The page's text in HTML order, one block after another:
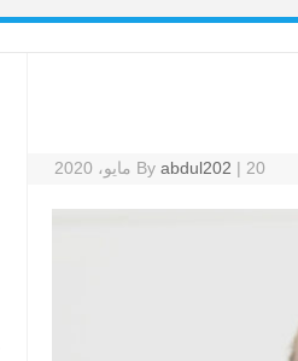
By abdul202 | 20 مايو، 2020